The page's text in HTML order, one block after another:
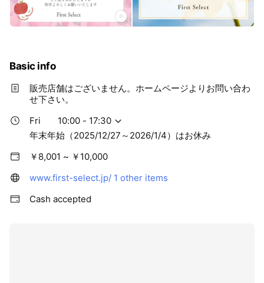
Basic info
販売店舗はございません。ホームページよりお問い合わ
せ下さい。
Fri
10:00 - 17:30
年末年始（2025/12/27～2026/1/4）はお休み
￥8,001 ~ ￥10,000
www.first-select.jp/ 1 other items
Cash accepted